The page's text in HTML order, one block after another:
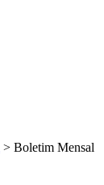
> Boletim Mensal